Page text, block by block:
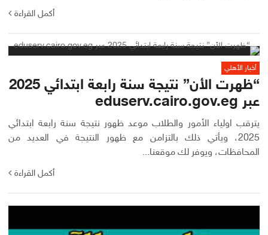
أكمل القراءة
أخبار الأهلي
“ظهرت الأن” نتيجة سنة رابعة ابتدائي 2025
عبر eduserv.cairo.gov.eg
يترقب اولياء الأمور والطلاب موعد ظهور نتيجة سنة رابعة ابتدائي
2025، ويأتي ذلك بالتزامن مع ظهور النتيجة في العديد من
المحافظات، ويوفر لك موقعنا...
أكمل القراءة